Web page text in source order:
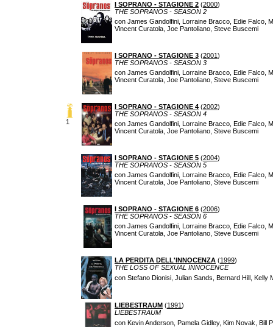
I SOPRANO - STAGIONE 2 (2000)
THE SOPRANOS - SEASON 2
con James Gandolfini, Lorraine Bracco, Edie Falco,
Vincent Curatola, Joe Pantoliano, Steve Buscemi
I SOPRANO - STAGIONE 3 (2001)
THE SOPRANOS - SEASON 3
con James Gandolfini, Lorraine Bracco, Edie Falco,
Vincent Curatola, Joe Pantoliano, Steve Buscemi
1
I SOPRANO - STAGIONE 4 (2002)
THE SOPRANOS - SEASON 4
con James Gandolfini, Lorraine Bracco, Edie Falco,
Vincent Curatola, Joe Pantoliano, Steve Buscemi
I SOPRANO - STAGIONE 5 (2004)
THE SOPRANOS - SEASON 5
con James Gandolfini, Lorraine Bracco, Edie Falco,
Vincent Curatola, Joe Pantoliano, Steve Buscemi
I SOPRANO - STAGIONE 6 (2006)
THE SOPRANOS - SEASON 6
con James Gandolfini, Lorraine Bracco, Edie Falco,
Vincent Curatola, Joe Pantoliano, Steve Buscemi
LA PERDITA DELL'INNOCENZA (1999)
THE LOSS OF SEXUAL INNOCENCE
con Stefano Dionisi, Julian Sands, Bernard Hill, Kelly
LIEBESTRAUM (1991)
LIEBESTRAUM
con Kevin Anderson, Pamela Gidley, Kim Novak, Bill